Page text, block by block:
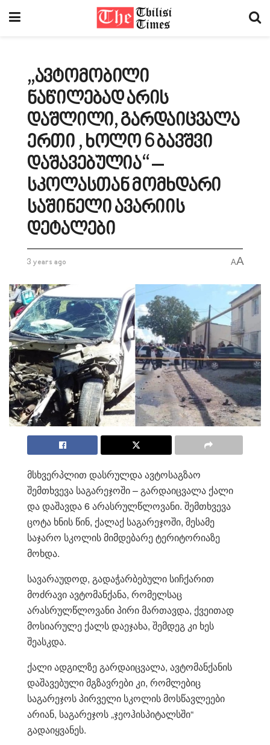
„ავტომობილი
ნაწილებად არის
დაშლილი, გარდაიცვალა
ერთი , ხოლო 6 ბავშვი
დაშავებულია“ –
სკოლასთან მომხდარი
საშინელი ავარიის
დეტალები
3 years ago AA
მსხვერპლით დასრულდა ავტოსაგზაო
შემთხვევა საგარეჯოში – გარდაიცვალა ქალი
და დაშავდა 6 არასრულწლოვანი. შემთხვევა
ცოტა ხნის წინ, ქალაქ საგარეჯოში, მესამე
საჯარო სკოლის მიმდებარე ტერიტორიაზე
მოხდა.
სავარაუდოდ, გადაჭარბებული სიჩქარით
მოძრავი ავტომანქანა, რომელსაც
არასრულწლოვანი პირი მართავდა, ქვეითად
მოსიარულე ქალს დაეჯახა, შემდეგ კი ხეს
შეასკდა.
ქალი ადგილზე გარდაიცვალა, ავტომანქანის
დაშავებული მგზავრები კი, რომლებიც
საგარეჯოს პირველი სკოლის მოსწავლეები
არიან, საგარეჯოს „ჯეოჰისპიტალსში“
გადაიყვანეს.